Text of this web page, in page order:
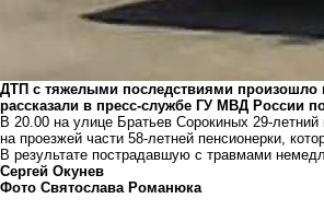
ДТП с тяжелыми последствиями
рассказали в пресс-службе ГУ МВД России
В 20.00 на улице Братьев Сорокиных 29-
на проезжей части 58-летней пенсионерки,
В результате пострадавшую с травмами
Сергей Окунев
Фото Святослава Романюка